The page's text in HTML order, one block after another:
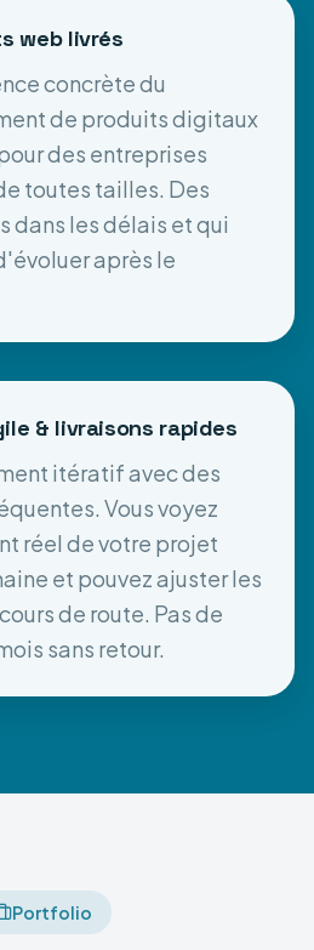
web livrés
concrète du
de produits digitaux
des entreprises
toutes tailles. Des
dans les délais et qui
après le
& livraisons rapides
itératif avec des
Vous voyez
réel de votre projet
et pouvez ajuster les
de route. Pas de
sans retour.
Portfolio